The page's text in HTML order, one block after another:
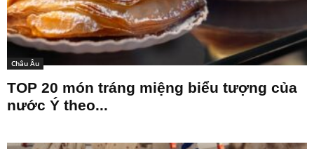
Châu Âu
TOP 20 món tráng miệng biểu tượng của
nước Ý theo...